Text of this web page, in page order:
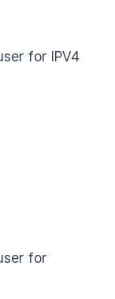
for IPV4
for